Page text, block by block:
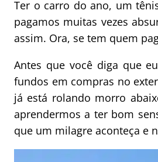
Ter o carro do ano, um
pagamos muitas vezes
assim. Ora, se tem quem
Antes que você diga que
fundos em compras no
já está rolando morro
aprendermos a ter bom
que um milagre aconteça e